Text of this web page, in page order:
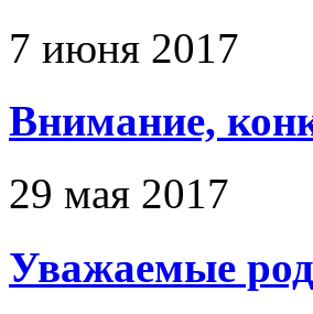
7 июня 2017
Внимание,
29 мая 2017
Уважаемые